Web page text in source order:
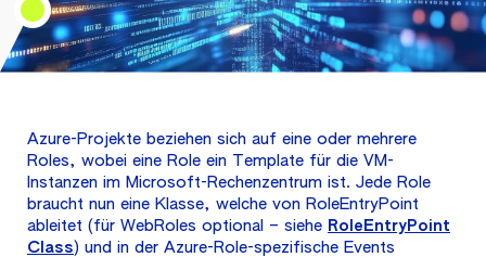
Azure-Projekte beziehen sich auf eine oder mehrere
Roles, wobei eine Role ein Template für die VM-
Instanzen im Microsoft-Rechenzentrum ist. Jede Role
braucht nun eine Klasse, welche von RoleEntryPoint
ableitet (für WebRoles optional – siehe RoleEntryPoint
Class) und in der Azure-Role-spezifische Events